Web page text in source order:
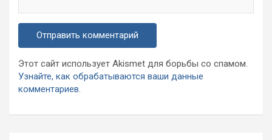
Этот сайт использует Akismet для борьбы со спамом.
Узнайте, как обрабатываются ваши данные
комментариев.